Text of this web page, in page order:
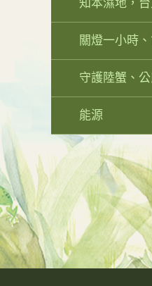
知本濕地，
關燈一小時
守護陸蟹、
能源